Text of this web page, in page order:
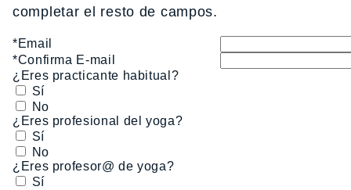
completar el resto de campos.
*Email
*Confirma E-mail
¿Eres practicante habitual?
Sí
No
¿Eres profesional del yoga?
Sí
No
¿Eres profesor@ de yoga?
Sí